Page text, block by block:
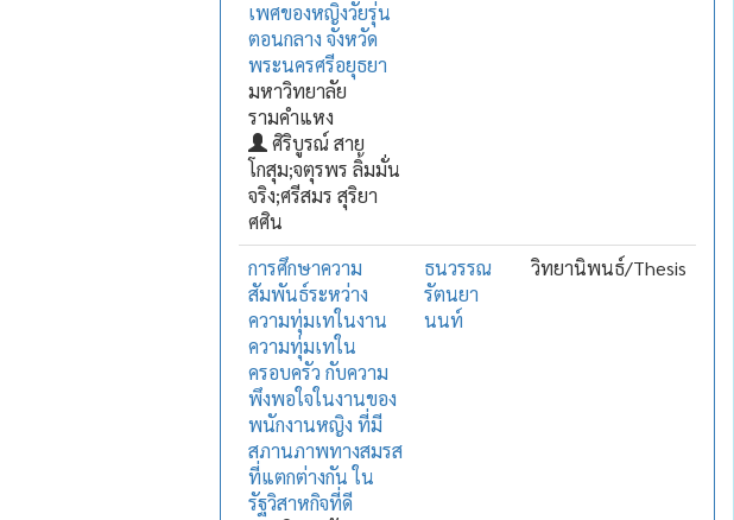
เพศของหญิงวัยรุ่น
ตอนกลาง จังหวัด
พระนครศรีอยุธยา
มหาวิทยาลัย
รามคำแหง
ศิริบูรณ์ สาย
โกสุม;จตุรพร ลิ้มมั่น
จริง;ศรีสมร สุริยา
ศศิน
การศึกษาความ
สัมพันธ์ระหว่าง
ความทุ่มเทในงาน
ความทุ่มเทใน
ครอบครัว กับความ
พึงพอใจในงานของ
พนักงานหญิง ที่มี
สภานภาพทางสมรส
ที่แตกต่างกัน ใน
รัฐวิสาหกิจที่ดี
ธนวรรณ
รัตนยา
นนท์
วิทยานิพนธ์/Thesis